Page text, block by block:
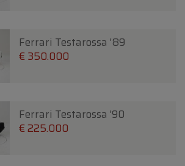
Ferrari Testarossa '89
€ 350.000
Ferrari Testarossa '90
€ 225.000